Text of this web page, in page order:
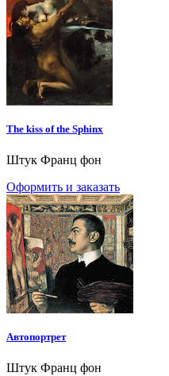
The kiss of the Sphinx
Штук Франц фон
Оформить и заказать
Автопортрет
Штук Франц фон